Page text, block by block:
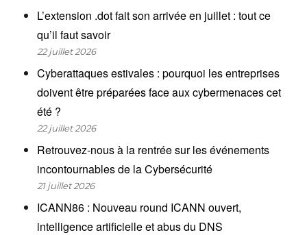
L’extension .dot fait son arrivée en juillet : tout ce
qu’il faut savoir
22 juillet 2026
Cyberattaques estivales : pourquoi les entreprises
doivent être préparées face aux cybermenaces cet
été ?
22 juillet 2026
Retrouvez-nous à la rentrée sur les événements
incontournables de la Cybersécurité
21 juillet 2026
ICANN86 : Nouveau round ICANN ouvert,
intelligence artificielle et abus du DNS